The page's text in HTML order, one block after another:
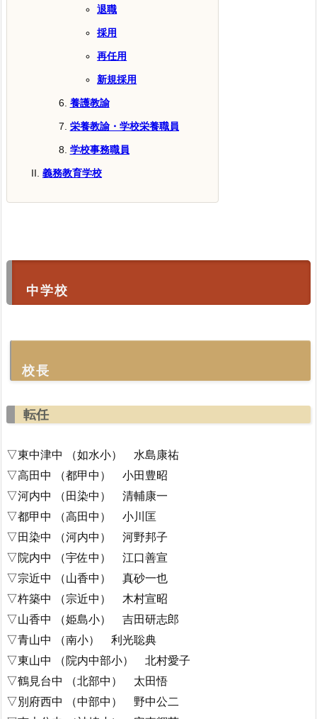
退職
採用
再任用
新規採用
養護教諭
栄養教諭・学校栄養職員
学校事務職員
義務教育学校
中学校
校長
転任
▽東中津中 （如水小） 水島康祐
▽高田中 （都甲中） 小田豊昭
▽河内中 （田染中） 清輔康一
▽都甲中 （高田中） 小川匡
▽田染中 （河内中） 河野邦子
▽院内中 （宇佐中） 江口善宣
▽宗近中 （山香中） 真砂一也
▽杵築中 （宗近中） 木村宣昭
▽山香中 （姫島小） 吉田研志郎
▽青山中 （南小） 利光聡典
▽東山中 （院内中部小） 北村愛子
▽鶴見台中 （北部中） 太田悟
▽別府西中 （中部中） 野中公二